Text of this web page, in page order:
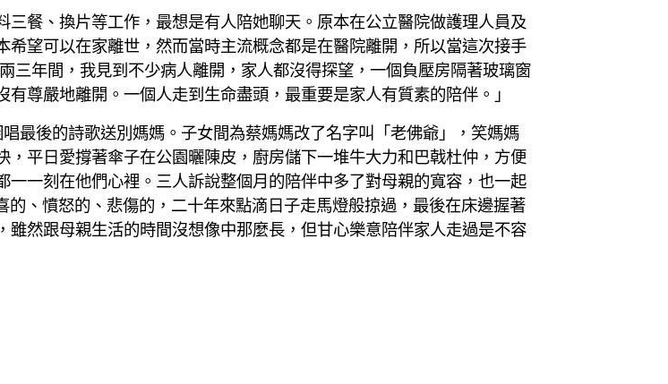
餐、換片等工作，最想是有人陪她聊天。原本在公立醫院做護理人員及
望可以在家離世，然而當時主流概念都是在醫院離開，所以當這次接手
三年間，我見到不少病人離開，家人都沒得探望，一個負壓房隔著玻璃窗
尊嚴地離開。一個人走到生命盡頭，最重要是家人有質素的陪伴。」
最後的詩歌送別媽媽。子女間為蔡媽媽改了名字叫「老佛爺」，笑媽媽
，平日愛撐著傘子在公園曬陳皮，廚房儲下一堆牛大力和巴戟杜仲，方便
一刻在他們心裡。三人訴說整個月的陪伴中多了對母親的寬容，也一起
、憤怒的、悲傷的，二十年來點滴日子走馬燈般掠過，最後在床邊握著
然跟母親生活的時間沒想像中那麼長，但甘心樂意陪伴家人走過是不容